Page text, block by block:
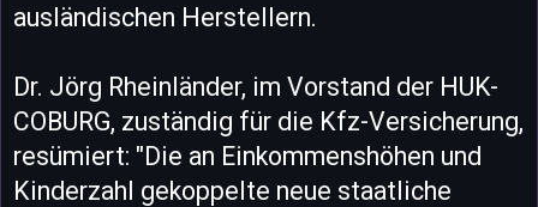
ausländischen Herstellern.
Dr. Jörg Rheinländer, im Vorstand der HUK-
COBURG, zuständig für die Kfz-Versicherung,
resümiert: "Die an Einkommenshöhen und
Kinderzahl gekoppelte neue staatliche